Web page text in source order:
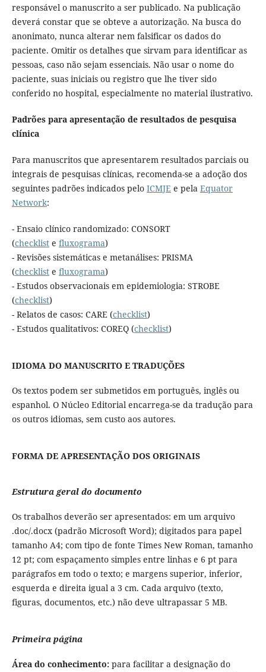
responsável o manuscrito a ser publicado. Na publicação
deverá constar que se obteve a autorização. Na busca do
anonimato, nunca alterar nem falsificar os dados do
paciente. Omitir os detalhes que sirvam para identificar as
pessoas, caso não sejam essenciais. Não usar o nome do
paciente, suas iniciais ou registro que lhe tiver sido
conferido no hospital, especialmente no material ilustrativo.
Padrões para apresentação de resultados de pesquisa
clínica
Para manuscritos que apresentarem resultados parciais ou
integrais de pesquisas clínicas, recomenda-se a adoção dos
seguintes padrões indicados pelo ICMJE e pela Equator
Network:
- Ensaio clínico randomizado: CONSORT
(checkliste fluxograma)
- Revisões sistemáticas e metanálises: PRISMA
(checkliste fluxograma)
- Estudos observacionais em epidemiologia: STROBE
(checklist)
- Relatos de casos: CARE (checklist)
- Estudos qualitativos: COREQ (checklist)
IDIOMA DO MANUSCRITO E TRADUÇÕES
Os textos podem ser submetidos em português, inglês ou
espanhol. O Núcleo Editorial encarrega-se da tradução para
os outros idiomas, sem custo aos autores.
FORMA DE APRESENTAÇÃO DOS ORIGINAIS
Estrutura geral do documento
Os trabalhos deverão ser apresentados: em um arquivo
.doc/.docx (padrão Microsoft Word); digitados para papel
tamanho A4; com tipo de fonte Times New Roman, tamanho
12 pt; com espaçamento simples entre linhas e 6 pt para
parágrafos em todo o texto; e margens superior, inferior,
esquerda e direita igual a 3 cm. Cada arquivo (texto,
figuras, documentos, etc.) não deve ultrapassar 5 MB.
Primeira página
Área do conhecimento:para facilitar a designação do